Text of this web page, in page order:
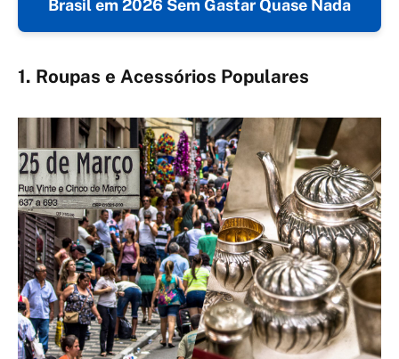
Brasil em 2026 Sem Gastar Quase Nada
1. Roupas e Acessórios Populares